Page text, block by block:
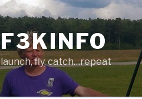
F3KINFO
launch, fly, catch…repeat